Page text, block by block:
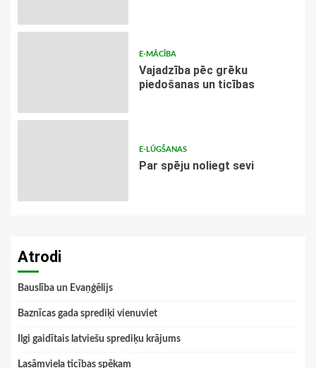
E-MĀCĪBA
Vajadzība pēc grēku
piedošanas un ticības
E-LŪGŠANAS
Par spēju noliegt sevi
Atrodi
Bauslība un Evaņģēlijs
Baznīcas gada sprediķi vienuviet
Ilgi gaidītais latviešu sprediķu krājums
Lasāmviela ticības spēkam